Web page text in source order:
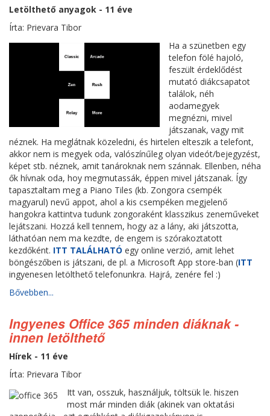
Letölthető anyagok - 11 éve
Írta: Prievara Tibor
Ha a szünetben egy
telefon fölé hajoló,
feszült érdeklődést
mutató diákcsapatot
találok, néh
aodamegyek
megnézni, mivel
játszanak, vagy mit
néznek. Ha meglátnak közeledni, és hirtelen elteszik a telefont,
akkor nem is megyek oda, valószínűleg olyan videót/bejegyzést,
képet stb. néznek, amit tanároknak nem szánnak. Ellenben, néha
ők hívnak oda, hoy megmutassák, éppen mivel játszanak. Így
tapasztaltam meg a Piano Tiles (kb. Zongora csempék
magyarul) nevű appot, ahol a kis csempéken megjelenő
hangokra kattintva tudunk zongoraként klasszikus zeneműveket
lejátszani. Hozzá kell tennem, hogy az a lány, aki játszotta,
láthatóan nem ma kezdte, de engem is szórakoztatott
kezdőként. ITT TALÁLHATÓ egy online verzió, amit lehet
böngészőben is játszani, de pl. a Microsoft App store-ban (ITT
ingyenesen letölthető telefonunkra. Hajrá, zenére fel :)
Bővebben...
Ingyenes Office 365 minden diáknak -
innen letölthető
Hírek - 11 éve
Írta: Prievara Tibor
Itt van, osszuk, használjuk, töltsük le. hiszen
most már minden diák (akinek van oktatási